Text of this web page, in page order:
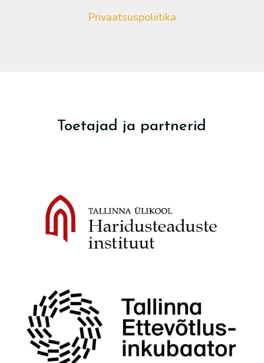
Privaatsuspoliitika
Toetajad ja partnerid